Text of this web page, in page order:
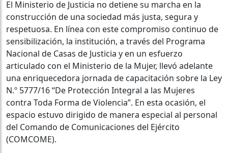
El Ministerio de Justicia no detiene su marcha en la
construcción de una sociedad más justa, segura y
respetuosa. En línea con este compromiso continuo de
sensibilización, la institución, a través del Programa
Nacional de Casas de Justicia y en un esfuerzo
articulado con el Ministerio de la Mujer, llevó adelante
una enriquecedora jornada de capacitación sobre la Ley
N.º 5777/16 “De Protección Integral a las Mujeres
contra Toda Forma de Violencia”. En esta ocasión, el
espacio estuvo dirigido de manera especial al personal
del Comando de Comunicaciones del Ejército
(COMCOME).